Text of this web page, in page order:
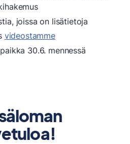
joissa on lisätietoja
videostamme
30.6. mennessä